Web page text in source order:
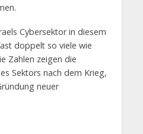
Cybersektor in diesem
doppelt so viele wie
Zahlen zeigen die
Sektors nach dem Krieg,
neuer